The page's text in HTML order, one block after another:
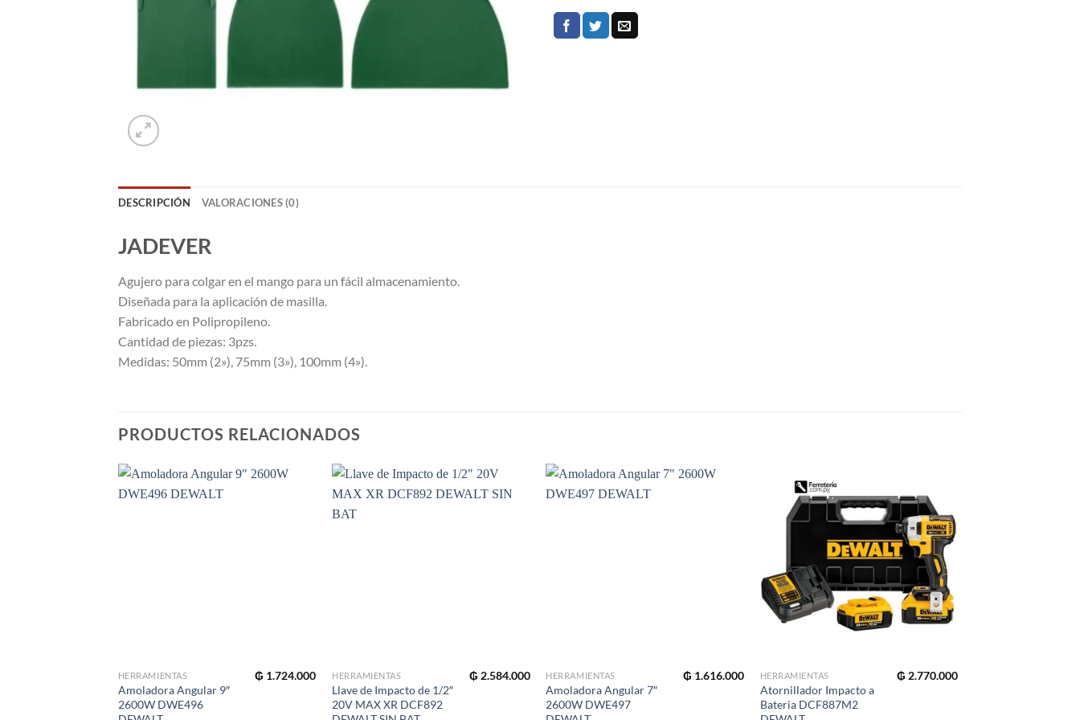
DESCRIPCIÓN VALORACIONES (0)
JADEVER
Agujero para colgar en el mango para un fácil almacenamiento.
Diseñada para la aplicación de masilla.
Fabricado en Polipropileno.
Cantidad de piezas: 3pzs.
Medidas: 50mm (2»), 75mm (3»), 100mm (4»).
PRODUCTOS RELACIONADOS
HERRAMIENTAS
Amoladora Angular 9″
2600W DWE496
₲ 1.724.000 HERRAMIENTAS
Llave de Impacto de 1/2″
20V MAX XR DCF892
₲ 2.584.000 HERRAMIENTAS
Amoladora Angular 7″
2600W DWE497
₲ 1.616.000 HERRAMIENTAS
Atornillador Impacto a
Bateria DCF887M2
₲ 2.770.000